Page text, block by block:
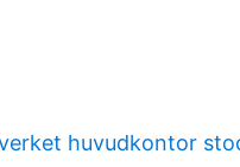
huvudkontor